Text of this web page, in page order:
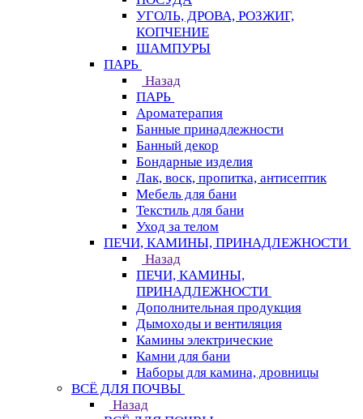
УГОЛЬ, ДРОВА, РОЗЖИГ,
КОПЧЕНИЕ
ШАМПУРЫ
ПАРЬ
Назад
ПАРЬ
Ароматерапия
Банные принадлежности
Банный декор
Бондарные изделия
Лак, воск, пропитка, антисептик
Мебель для бани
Текстиль для бани
Уход за телом
ПЕЧИ, КАМИНЫ, ПРИНАДЛЕЖНОСТИ
Назад
ПЕЧИ, КАМИНЫ,
ПРИНАДЛЕЖНОСТИ
Дополнительная продукция
Дымоходы и вентиляция
Камины электрические
Камни для бани
Наборы для камина, дровницы
ВСЁ ДЛЯ ПОЧВЫ
Назад